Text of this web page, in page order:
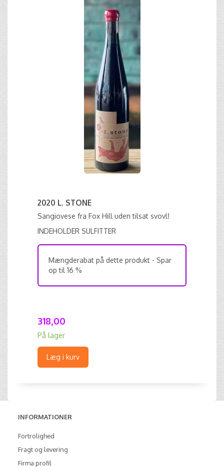
2020 L. STONE
Sangiovese fra Fox Hill uden tilsat svovl!
INDEHOLDER SULFITTER
Mængderabat på dette produkt - Spar
op til 16 %
318,00
På lager
Læg i kurv
INFORMATIONER
Fortrolighed
Fragt og levering
Firma profil